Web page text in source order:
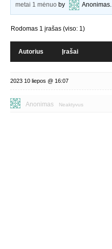
metai 1 mėnuo by Anonimas.
Rodomas 1 įrašas (viso: 1)
Autorius Įrašai
2023 10 liepos @ 16:07
Anonimas Neaktyvus